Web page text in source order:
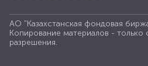
АО "Казахстанская фондовая
Копирование материалов - только
разрешения.